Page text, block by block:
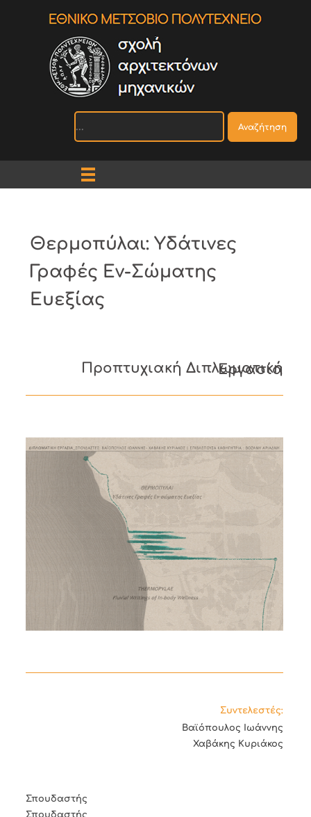
Αναζήτηση
Θερμοπύλαι: Υδάτινες
Γραφές Εν-Σώματης
Ευεξίας
Προπτυχιακή Διπλωματική Εργασία
Συντελεστές:
Βαϊόπουλος Ιωάννης
Χαβάκης Κυριάκος
Σπουδαστής
Σπουδαστής